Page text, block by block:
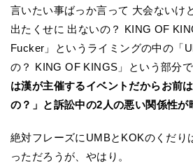
言いたい事ばっか言って 大会ない
出たくせに 出ないの？ KING OF
Fucker」というライミングの中の「
の？ KING OF KINGS」という部分
は漢が主催するイベントだからお前
の？」と訴訟中の2人の悪い関係性が
絶対フレーズにUMBとKOKのくだり
っただろうが、やはり。